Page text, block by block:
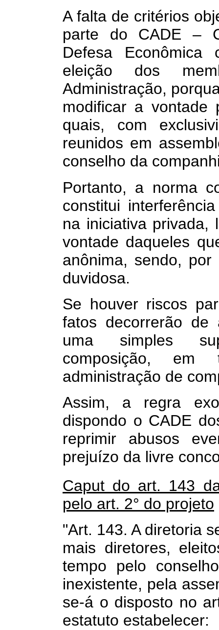
A falta de critérios
parte do CADE –
Defesa Econômica
eleição dos
Administração,
modificar a vontade
quais, com
reunidos em
conselho da
Portanto, a norma
constitui
na iniciativa privada,
vontade daqueles
anônima, sendo, por
duvidosa.
Se houver riscos
fatos decorrerão
uma simples
composição,
administração de
Assim, a regra
dispondo o CADE
reprimir abusos
prejuízo da livre
Caput do art. 143
pelo art. 2° do projeto
"Art. 143. A diretoria
mais diretores,
tempo pelo
inexistente, pela
se-á o disposto no
estatuto estabelecer: